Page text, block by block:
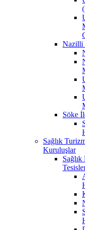
Nazilli
Söke
Sağlık
Kuruluşlar
Sağlık